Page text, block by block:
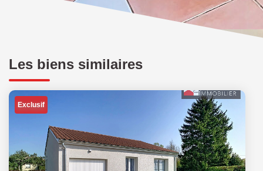
Les biens similaires
Exclusif